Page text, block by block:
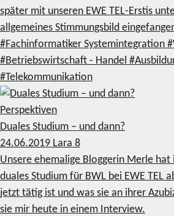
später mit unseren EWE TEL-Erstis
allgemeines Stimmungsbild
#Fachinformatiker Systemintegration
#Betriebswirtschaft - Handel
#Telekommunikation
Perspektiven
Duales Studium – und dann?
24.06.2019 Lara 8
Unsere ehemalige Bloggerin Merle
duales Studium für BWL bei EWE TEL
jetzt tätig ist und was sie an ihrer
sie mir heute in einem Interview.